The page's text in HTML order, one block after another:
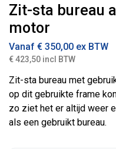
Zit-sta bureau
motor
Vanaf € 350,00 ex BTW
€ 423,50 incl BTW
Zit-sta bureau met
op dit gebruikte frame
zo ziet het er altijd weer
als een gebruikt bureau.